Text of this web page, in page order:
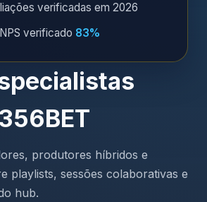
verificadas em 2026
NPS verificado 83%
produtores híbridos e
playlists, sessões colaborativas e
hub.